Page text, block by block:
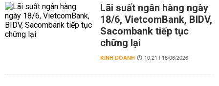
Lãi suất ngân hàng ngày
18/6, VietcomBank, BIDV,
Sacombank tiếp tục
chững lại
KINH DOANH 10:21 | 18/06/2026